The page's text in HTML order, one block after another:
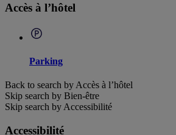
Accès à l’hôtel
Parking
Back to search by Accès à l’hôtel
Skip search by Bien-être
Skip search by Accessibilité
Accessibilité